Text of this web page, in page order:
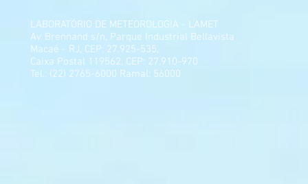
LABORATÓRIO DE METEOROLOGIA - LAMET
Av. Brennand s/n, Parque Industrial Bellavista
Macaé - RJ, CEP: 27.925-535,
Caixa Postal 119562, CEP: 27.910-970
Tel.: (22) 2765-6000 Ramal: 56000